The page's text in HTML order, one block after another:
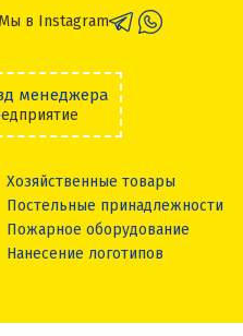
Мы в Instagram
менеджера
Хозяйственные товары
Постельные принадлежности
Пожарное оборудование
Нанесение логотипов